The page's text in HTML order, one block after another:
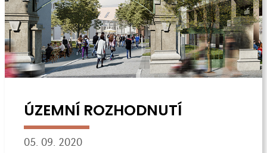
ÚZEMNÍ ROZHODNUTÍ
05. 09. 2020